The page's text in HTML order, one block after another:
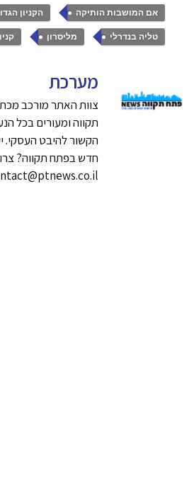
אם המושבות הותיקה , הקניון
טליה בנדרלי , מליסרון ,
מערכת
צוות האתר מורכב
תקווה ומעורים בכל
הקשור להיבט העסקי.
חדש בפתח תקווה?